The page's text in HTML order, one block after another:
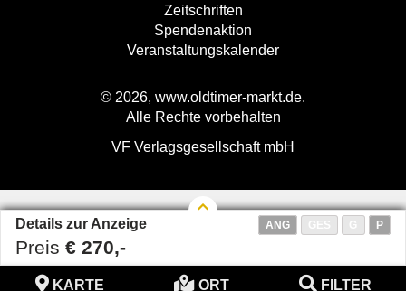
FILTER
KARTE ORT
Details zur Anzeige ANG P
Preis € 270,-
Zeitschriften
Spendenaktion
Veranstaltungskalender
© 2026, www.oldtimer-markt.de.
Alle Rechte vorbehalten
VF Verlagsgesellschaft mbH